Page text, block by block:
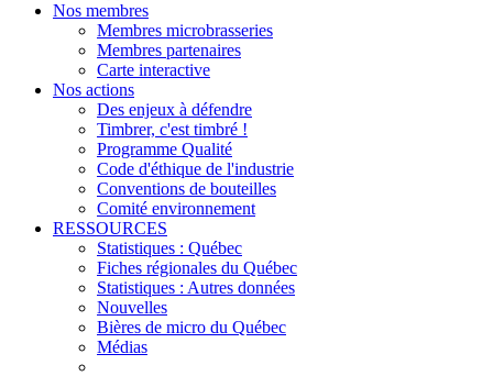
Nos membres
Membres microbrasseries
Membres partenaires
Carte interactive
Nos actions
Des enjeux à défendre
Timbrer, c'est timbré !
Programme Qualité
Code d'éthique de l'industrie
Conventions de bouteilles
Comité environnement
RESSOURCES
Statistiques : Québec
Fiches régionales du Québec
Statistiques : Autres données
Nouvelles
Bières de micro du Québec
Médias